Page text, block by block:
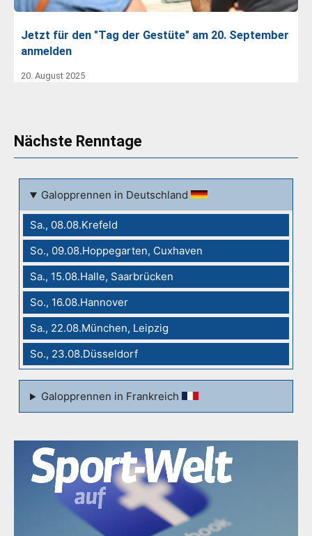
Jetzt für den "Tag der Gestüte" am 20. September
anmelden
20. August 2025
Nächste Renntage
Galopprennen in Deutschland
Sa., 08.08.Krefeld
So., 09.08.Hoppegarten, Cuxhaven
Sa., 15.08.Halle, Saarbrücken
So., 16.08.Hannover
Sa., 22.08.München, Leipzig
So., 23.08.Düsseldorf
Galopprennen in Frankreich